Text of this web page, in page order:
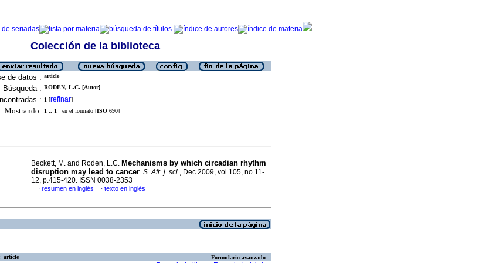
Colección de la biblioteca
de datos : article
Búsqueda : RODEN, L.C. [Autor]
: 1 [refinar]
Mostrando: 1 .. 1 en el formato [ISO 690]
Beckett, M. and Roden, L.C. Mechanisms by which circadian rhythm
disruption may lead to cancer. S. Afr. j. sci., Dec 2009, vol.105, no.11-
12, p.415-420. ISSN 0038-2353
· resumen en inglés · texto en inglés
article Formulario avanzado